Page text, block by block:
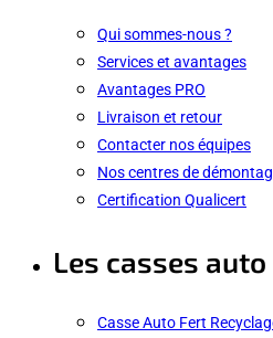
Qui sommes-nous ?
Services et avantages
Avantages PRO
Livraison et retour
Contacter nos équipes
Nos centres de
Certification Qualicert
Les casses
Casse Auto Fert